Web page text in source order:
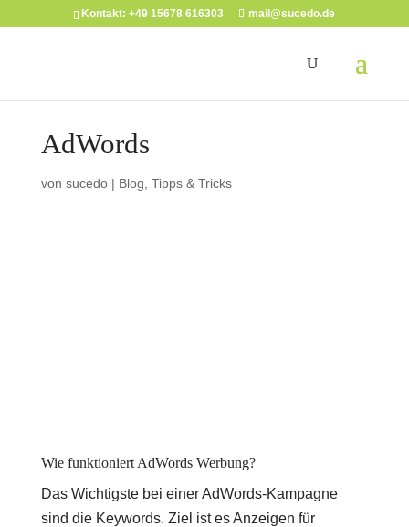
Kontakt: +49 15678 616303 mail@sucedo.de
AdWords
von sucedo| Blog Tipps & Tricks
Wie funktioniert AdWords Werbung?
Das Wichtigste bei einer AdWords-Kampagne
sind die Keywords. Ziel ist es Anzeigen für